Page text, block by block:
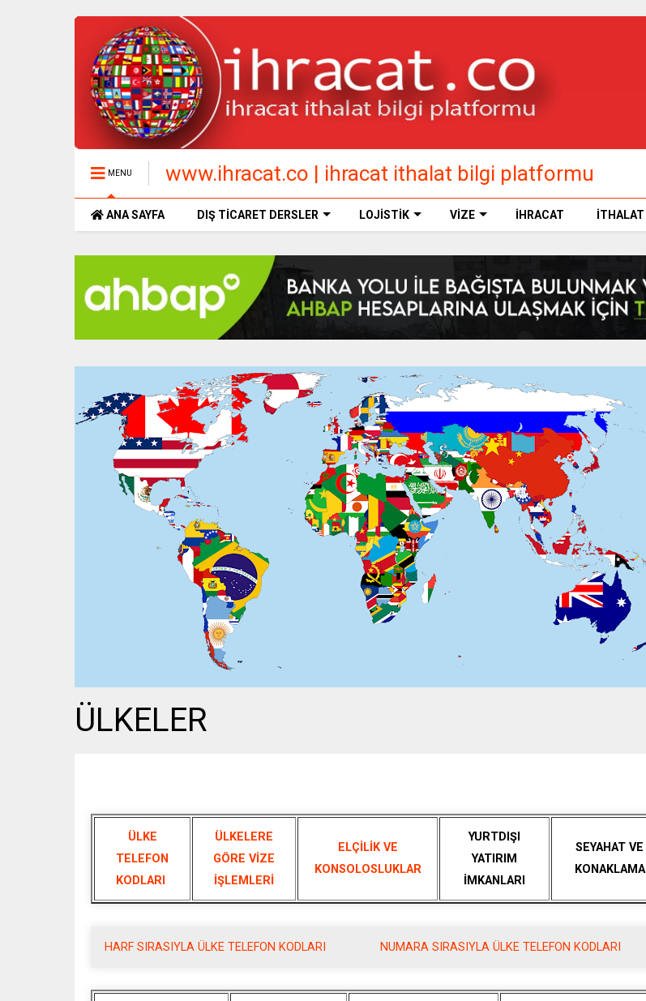
MENU www.ihracat.co | ihracat ithalat bilgi platformu
ANA SAYFA DIŞ TİCARET DERSLER LOJİSTİK VİZE İHRACAT İTHALAT
ÜLKELER
ÜLKE
TELEFON
KODLARI
ÜLKELERE
GÖRE VİZE
İŞLEMLERİ
ELÇİLİK VE
KONSOLOSLUKLAR
YURTDIŞI
YATIRIM
İMKANLARI
SEYAHAT VE
KONAKLAMA
HARF SIRASIYLA ÜLKE TELEFON KODLARI NUMARA SIRASIYLA ÜLKE TELEFON KODLARI